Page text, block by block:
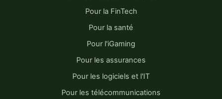
Pour la FinTech
Pour la santé
Pour l'iGaming
Pour les assurances
Pour les logiciels et l'IT
Pour les télécommunications